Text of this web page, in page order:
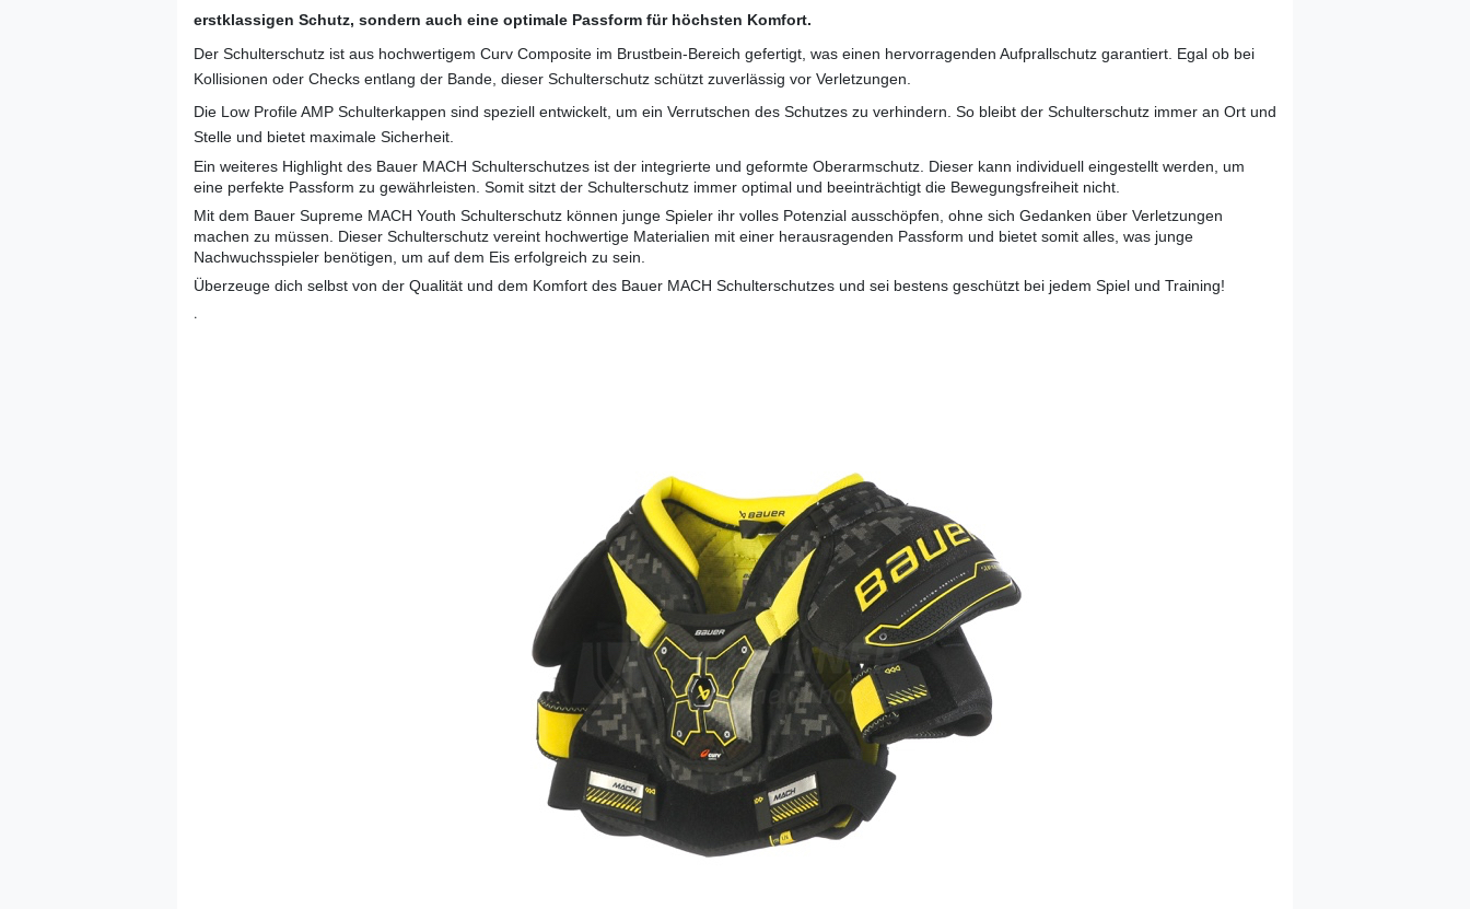
erstklassigen Schutz, sondern auch eine optimale Passform für höchsten Komfort.
Der Schulterschutz ist aus hochwertigem Curv Composite im Brustbein-Bereich gefertigt, was einen hervorragenden Aufprallschutz garantiert. Egal ob bei
Kollisionen oder Checks entlang der Bande, dieser Schulterschutz schützt zuverlässig vor Verletzungen.
Die Low Profile AMP Schulterkappen sind speziell entwickelt, um ein Verrutschen des Schutzes zu verhindern. So bleibt der Schulterschutz immer an Ort und
Stelle und bietet maximale Sicherheit.
Ein weiteres Highlight des Bauer MACH Schulterschutzes ist der integrierte und geformte Oberarmschutz. Dieser kann individuell eingestellt werden, um
eine perfekte Passform zu gewährleisten. Somit sitzt der Schulterschutz immer optimal und beeinträchtigt die Bewegungsfreiheit nicht.
Mit dem Bauer Supreme MACH Youth Schulterschutz können junge Spieler ihr volles Potenzial ausschöpfen, ohne sich Gedanken über Verletzungen
machen zu müssen. Dieser Schulterschutz vereint hochwertige Materialien mit einer herausragenden Passform und bietet somit alles, was junge
Nachwuchsspieler benötigen, um auf dem Eis erfolgreich zu sein.
Überzeuge dich selbst von der Qualität und dem Komfort des Bauer MACH Schulterschutzes und sei bestens geschützt bei jedem Spiel und Training!
.